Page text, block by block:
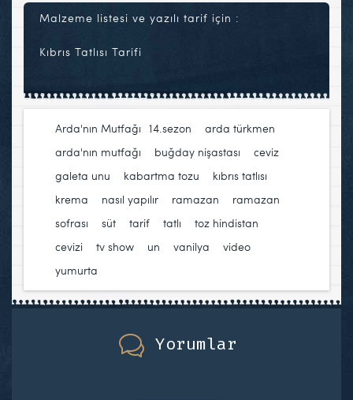
Malzeme listesi ve yazılı tarif için :
Kıbrıs Tatlısı Tarifi
Arda'nın Mutfağı 14.sezon arda türkmen
arda'nın mutfağı
buğday nişastası ceviz
galeta unu
kabartma tozu kıbrıs tatlısı
krema
nasıl yapılır ramazan
ramazan
sofrası
süt tarif tatlı
toz hindistan
cevizi
tv show un vanilya video
yumurta
Yorumlar